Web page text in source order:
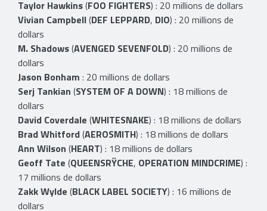
Taylor Hawkins(FOO FIGHTERS) : 20 millions de dollars
Vivian Campbell(DEF LEPPARD, DIO) : 20 millions de
dollars
M. Shadows(AVENGED SEVENFOLD) : 20 millions de
dollars
Jason Bonham : 20 millions de dollars
Serj Tankian (SYSTEM OF A DOWN) : 18 millions de
dollars
David Coverdale (WHITESNAKE) : 18 millions de dollars
Brad Whitford(AEROSMITH) : 18 millions de dollars
Ann Wilson (HEART) : 18 millions de dollars
Geoff Tate (QUEENSRŸCHE, OPERATION MINDCRIME) :
17 millions de dollars
Zakk Wylde (BLACK LABEL SOCIETY) : 16 millions de
dollars